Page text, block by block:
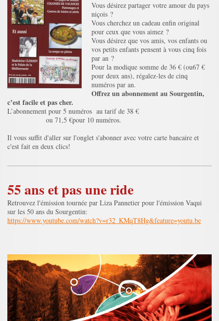
Vous désirez partager votre amour du pays
niçois ?
Vous cherchez un cadeau enfin original
pour ceux que vous aimez ?
Vous désirez que vos amis, vos enfants ou
vos petits enfants pensent à vous cinq fois
par an ?
Pour la modique somme de 36 € (ou67 €
pour deux ans), régalez-les de cinq
numéros par an.
Offrez un abonnement au Sourgentin,
c’est facile et pas cher.
L’abonnement pour 5 numéros au tarif de 38 €
ou 71,5 €pour 10 numéros.
Il vous suffit d'aller sur l'onglet s'abonner avec votre carte bancaire et
c'est fait en deux clics!
55 ans et pas une ride
Retrouvez l'émission tournée par Liza Pannetier pour l'émission Vaqui
sur les 50 ans du Sourgentin:
https://www.youtube.com/watch?v=r32_KMqT8Hg&feature=youtu.be